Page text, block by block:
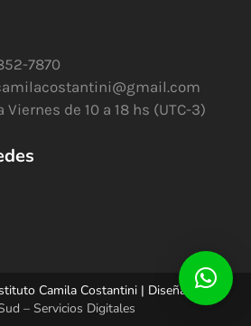
7870
Viernes de 10 a 18 hs (UTC-3)
Camila Costantini | Diseñado por
– Servicios Digitales